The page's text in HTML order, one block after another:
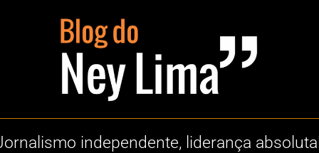
independente, liderança